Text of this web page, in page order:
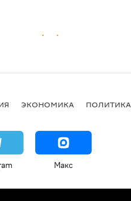
ЭКОНОМИКА ПОЛИТИКА
Макс